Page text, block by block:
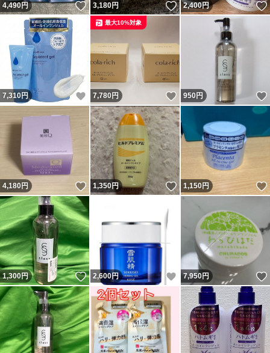
4,490円 いいね！
3,180円 いいね！
2,400円
7,310円 いいね！
7,780円 いいね！
最大10%対象
950円
4,180円 いいね！
1,350円 いいね！
1,150円
1,300円 いいね！
2,600円 いいね！
7,950円